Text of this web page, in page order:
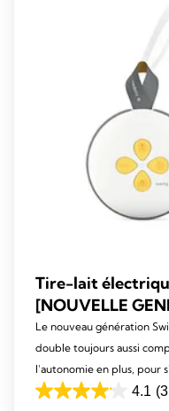
Tire-lait
[NOUVELLE
Le nouveau génération
double toujours aussi
l'autonomie en plus, pour
4.1
4.1